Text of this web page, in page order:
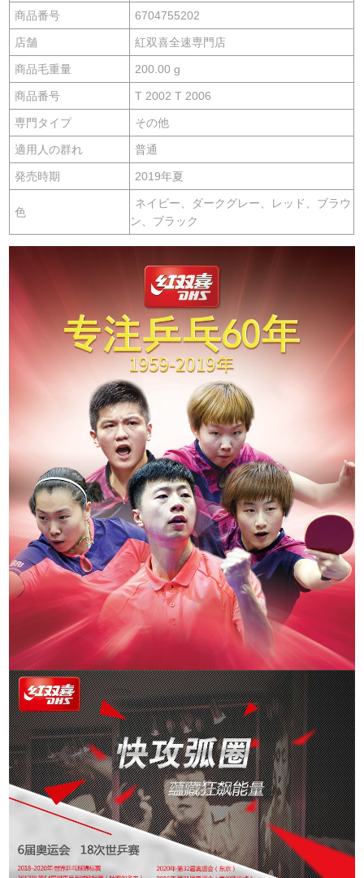
商品番号 6704755202
店舗 紅双喜全速専門店
商品毛重量 200.00 g
商品番号 T 2002 T 2006
専門タイプ その他
適用人の群れ 普通
発売時期 2019年夏
色
ネイビー、ダークグレー、レッド、ブラウ
ン、ブラック